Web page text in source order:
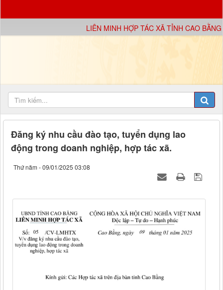
LIÊN MINH HỢP TÁC XÃ TỈNH CAO BẰNG
Đăng ký nhu cầu đào tạo, tuyển dụng lao
động trong doanh nghiệp, hợp tác xã.
Thứ năm - 09/01/2025 03:08